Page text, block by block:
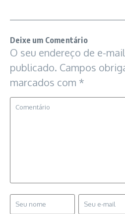
Deixe um Comentário
O seu endereço de e-
publicado. Campos
marcados com *